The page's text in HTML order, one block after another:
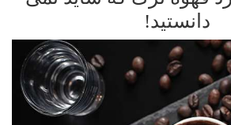
دانستید!